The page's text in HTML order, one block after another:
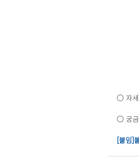
○ 자세
○ 궁금
[붙임]